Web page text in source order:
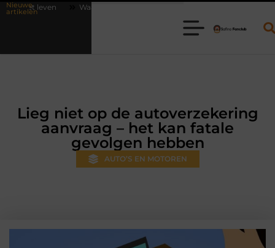
Nieuwe
artikelenonline vlees bestellen steeds gewoner wordt
Lieg niet op de autoverzekering
aanvraag – het kan fatale
gevolgen hebben
AUTO’S EN MOTOREN